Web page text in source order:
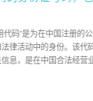
社会信用代码”
码，它是每家公